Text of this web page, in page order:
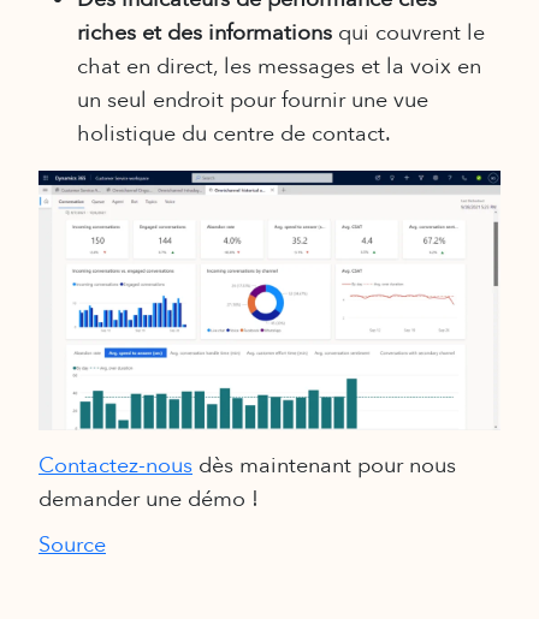
riches et des informations qui couvrent le
chat en direct, les messages et la voix en
un seul endroit pour fournir une vue
holistique du centre de contact.
Contactez-nous dès maintenant pour nous
demander une démo !
Source